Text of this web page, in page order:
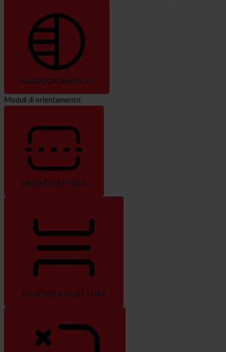
MONOCROMATICO
Moduli di orientamento
LINEA DI LETTURA
MASCHERA DI LETTURA